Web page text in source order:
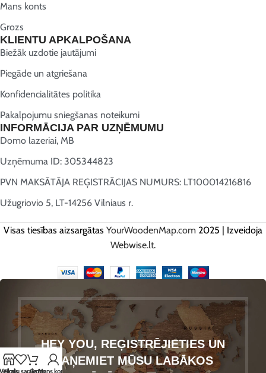
Mans konts
Grozs
KLIENTU APKALPOŠANA
Biežāk uzdotie jautājumi
Piegāde un atgriešana
Konfidencialitātes politika
Pakalpojumu sniegšanas noteikumi
INFORMĀCIJA PAR UZŅĒMUMU
Domo lazeriai, MB
Uzņēmuma ID: 305344823
PVN MAKSĀTĀJA REĢISTRĀCIJAS NUMURS: LT100014216816
Užugriovio 5, LT-14256 Vilniaus r.
Visas tiesības aizsargātas YourWoodenMap.com 2025 | Izveidoja
Webwise.lt.
HEY YOU, REĢISTRĒJIETIES UN
SAŅEMIET MŪSU LABĀKOS
Veikalssaraksts
GrozsMans konts